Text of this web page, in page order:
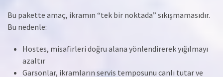
Bu pakette amaç, ikramın “tek bir noktada” sıkışmamasıdır.
Bu nedenle:
Hostes, misafirleri doğru alana yönlendirerek yığılmayı
azaltır
Garsonlar, ikramların servis temposunu canlı tutar ve